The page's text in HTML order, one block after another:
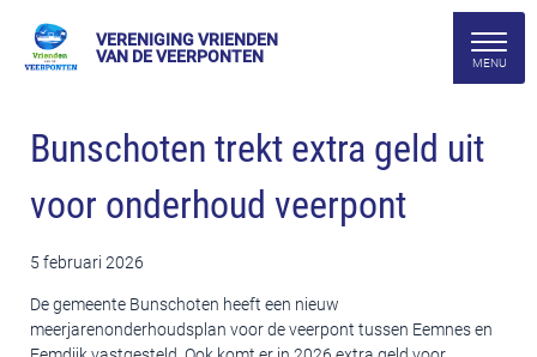
VERENIGING VRIENDEN
VAN DE VEERPONTEN
Bunschoten trekt extra geld uit
voor onderhoud veerpont
5 februari 2026
De gemeente Bunschoten heeft een nieuw
meerjarenonderhoudsplan voor de veerpont tussen Eemnes en